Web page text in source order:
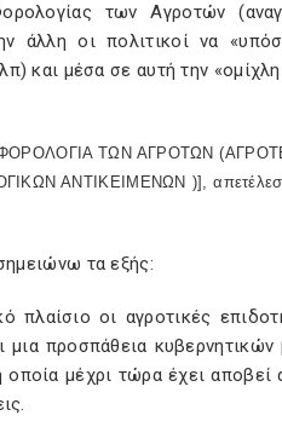
των Αγροτών
άλλη οι πολιτικοί να
και μέσα σε αυτή την
ΦΟΡΟΛΟΓΙΑ ΤΩΝ ΑΓΡΟΤΩΝ
ΑΝΤΙΚΕΙΜΕΝΩΝ )], απετέλεσε
τα εξής:
οι αγροτικές
μια προσπάθεια
μέχρι τώρα έχει αποβεί